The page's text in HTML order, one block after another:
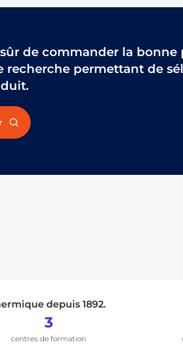
de commander la bonne
recherche permettant de
depuis 1892.
3
centres de formation